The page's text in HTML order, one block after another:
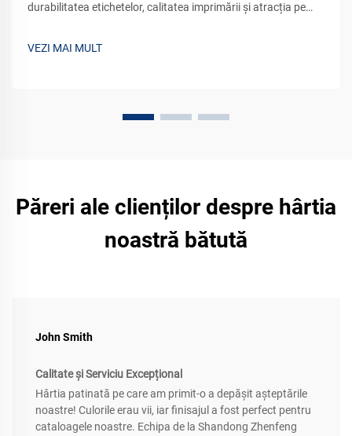
durabilitatea etichetelor, calitatea imprimării și atracția pe
VEZI MAI MULT
Păreri ale clienților despre hârtia
noastră bătută
John Smith
Calitate și Serviciu Excepțional
Hârtia patinată pe care am primit-o a depășit așteptările
noastre! Culorile erau vii, iar finisajul a fost perfect pentru
cataloagele noastre. Echipa de la Shandong Zhenfeng